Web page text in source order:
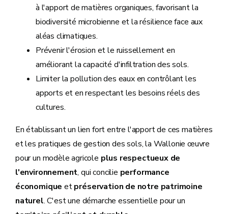
à l'apport de matières organiques, favorisant la
biodiversité microbienne et la résilience face aux
aléas climatiques.
Prévenir l'érosion et le ruissellement en
améliorant la capacité d'infiltration des sols.
Limiter la pollution des eaux en contrôlant les
apports et en respectant les besoins réels des
cultures.
En établissant un lien fort entre l'apport de ces matières
et les pratiques de gestion des sols, la Wallonie œuvre
pour un modèle agricole plus respectueux de
l'environnement, qui concilie performance
économique etpréservation de notre patrimoine
naturel. C'est une démarche essentielle pour un